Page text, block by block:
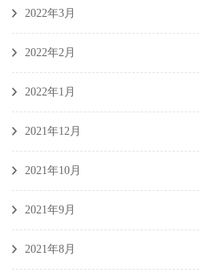
2022年3月
2022年2月
2022年1月
2021年12月
2021年10月
2021年9月
2021年8月